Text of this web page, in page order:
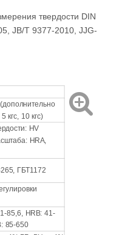
твердости DIN
JB/T 9377-2010, JJG-
кгс, 10 кгс)
HV
HRA,
ГБТ1172
85,6, HRB: 41-
85-650